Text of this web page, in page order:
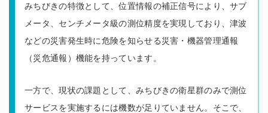
みちびきの特徴として、位置情報の補正信号により、サブ
メータ、センチメータ級の測位精度を実現しており、津波
などの災害発生時に危険を知らせる災害・機器管理通報
（災危通報）機能を持っています。
一方で、現状の課題として、みちびきの衛星群のみで測位
サービスを実施するには機数が足りていません。そこで、